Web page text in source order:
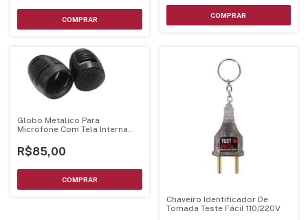
Globo Metalico Para
Microfone Com Tela Interna
R$85,00
Chaveiro Identificador De
Tomada Teste Fácil 110/220V